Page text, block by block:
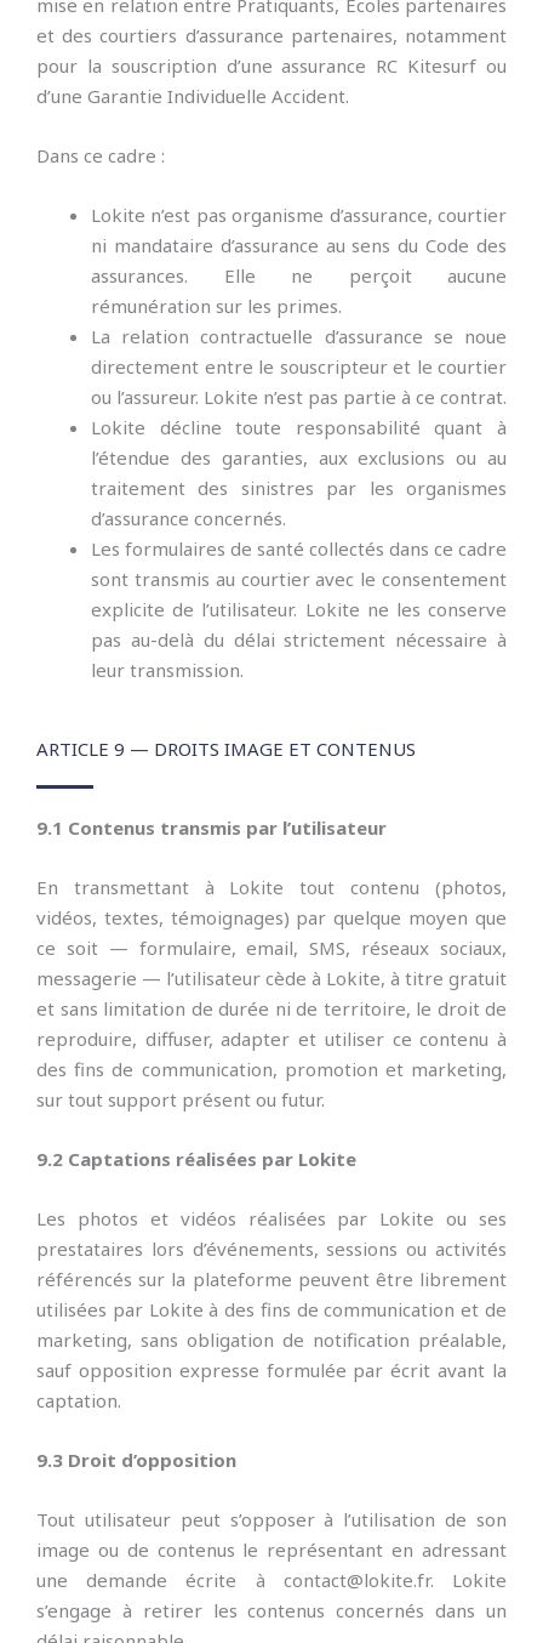
mise en relation entre Pratiquants, Écoles partenaires
et des courtiers d’assurance partenaires, notamment
pour la souscription d’une assurance RC Kitesurf ou
d’une Garantie Individuelle Accident.
Dans ce cadre :
Lokite n’est pas organisme d’assurance, courtier
ni mandataire d’assurance au sens du Code des
assurances. Elle ne perçoit aucune
rémunération sur les primes.
La relation contractuelle d’assurance se noue
directement entre le souscripteur et le courtier
ou l’assureur. Lokite n’est pas partie à ce contrat.
Lokite décline toute responsabilité quant à
l’étendue des garanties, aux exclusions ou au
traitement des sinistres par les organismes
d’assurance concernés.
Les formulaires de santé collectés dans ce cadre
sont transmis au courtier avec le consentement
explicite de l’utilisateur. Lokite ne les conserve
pas au-delà du délai strictement nécessaire à
leur transmission.
ARTICLE 9 — DROITS IMAGE ET CONTENUS
9.1 Contenus transmis par l’utilisateur
En transmettant à Lokite tout contenu (photos,
vidéos, textes, témoignages) par quelque moyen que
ce soit — formulaire, email, SMS, réseaux sociaux,
messagerie — l’utilisateur cède à Lokite, à titre gratuit
et sans limitation de durée ni de territoire, le droit de
reproduire, diffuser, adapter et utiliser ce contenu à
des fins de communication, promotion et marketing,
sur tout support présent ou futur.
9.2 Captations réalisées par Lokite
Les photos et vidéos réalisées par Lokite ou ses
prestataires lors d’événements, sessions ou activités
référencés sur la plateforme peuvent être librement
utilisées par Lokite à des fins de communication et de
marketing, sans obligation de notification préalable,
sauf opposition expresse formulée par écrit avant la
captation.
9.3 Droit d’opposition
Tout utilisateur peut s’opposer à l’utilisation de son
image ou de contenus le représentant en adressant
une demande écrite à contact@lokite.fr. Lokite
s’engage à retirer les contenus concernés dans un